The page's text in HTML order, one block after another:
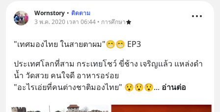
Wornstory • ติดตาม
3 พ.ค. 2020 เวลา 06:44 • การศึกษา
"เทศมองไทย ในสายตาผม"😁😁 EP3
ประเทศโลกที่สาม กระเทยโชว์ ขี่ช้าง เจริญแล้ว แหล่งดำ
น้ำ วัดสวย คนใจดี อาหารอร่อย
"อะไรเอ่ยที่คนต่างชาติมองไทย" 😯😯😯... อ่านต่อ